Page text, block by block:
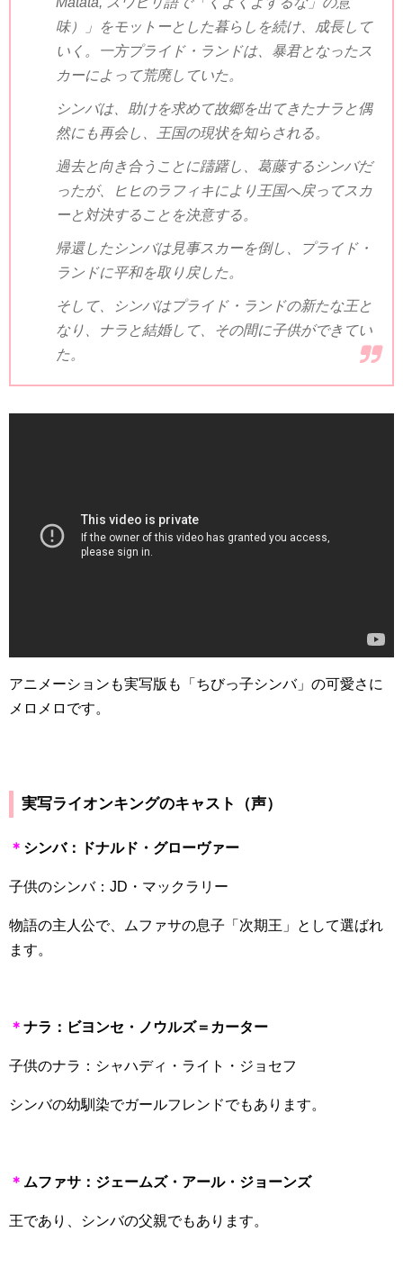
味）」をモットーとした暮らしを続け、成長して
いく。一方プライド・ランドは、暴君となったス
カーによって荒廃していた。
シンバは、助けを求めて故郷を出てきたナラと偶
然にも再会し、王国の現状を知らされる。
過去と向き合うことに躊躇し、葛藤するシンバだ
ったが、ヒヒのラフィキにより王国へ戻ってスカ
ーと対決することを決意する。
帰還したシンバは見事スカーを倒し、プライド・
ランドに平和を取り戻した。
そして、シンバはプライド・ランドの新たな王と
なり、ナラと結婚して、その間に子供ができてい
た。
アニメーションも実写版も「ちびっ子シンバ」の可愛さに
メロメロです。
実写ライオンキングのキャスト（声）
＊ シンバ：ドナルド・グローヴァー
子供のシンバ： JD ・マックラリー
物語の主人公で、ムファサの息子「次期王」として選ばれ
ます。
＊ ナラ：ビヨンセ・ノウルズ＝カーター
子供のナラ：シャハディ・ライト・ジョセフ
シンバの幼馴染でガールフレンドでもあります。
＊ ムファサ：ジェームズ・アール・ジョーンズ
王であり、シンバの父親でもあります。